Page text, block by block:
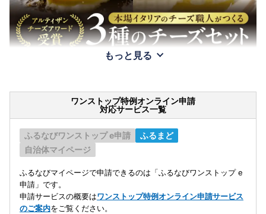
もっと見る
ワンストップ特例オンライン申請
対応サービス一覧
ふるなびワンストップ e申請
ふるまど
自治体マイページ
ふるなびマイページで申請できるのは「ふるなびワンストップ e
申請」です。
申請サービスの概要はワンストップ特例オンライン申請サービス
のご案内をご覧ください。